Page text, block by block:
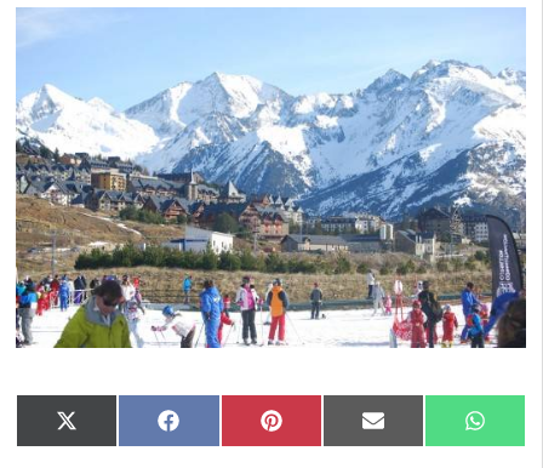
Compartir
en
X
(Twitter)
Compartir
en
Facebook Compartir
en
Pinterest Compartir
en
Email
en